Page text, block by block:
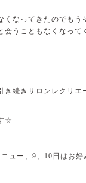
くなってきたのでもう
会うこともなくなって
き続きサロンレクリエ
☆
ュー、9、10日はお